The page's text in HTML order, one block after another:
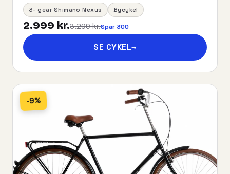
3- gear Shimano Nexus Bycykel
2.999 kr.3.299 kr.Spar 300
SE CYKEL→
-9%